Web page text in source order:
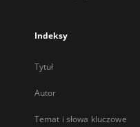
Indeksy
Tytuł
Autor
Temat i słowa kluczowe